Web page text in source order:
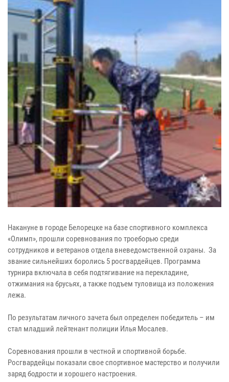
Накануне в городе Белорецке на базе спортивного комплекса
«Олимп», прошли соревнования по троеборью среди
сотрудников и ветеранов отдела вневедомственной охраны. За
звание сильнейших боролись 5 росгвардейцев. Программа
турнира включала в себя подтягивание на перекладине,
отжимания на брусьях, а также подъем туловища из положения
лежа.
По результатам личного зачета был определен победитель – им
стал младший лейтенант полиции Илья Мосалев.
Соревнования прошли в честной и спортивной борьбе.
Росгвардейцы показали свое спортивное мастерство и получили
заряд бодрости и хорошего настроения.